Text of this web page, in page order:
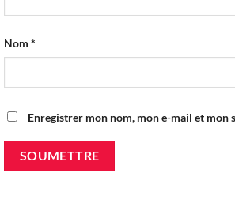
Nom *
Enregistrer mon nom, mon e-mail et